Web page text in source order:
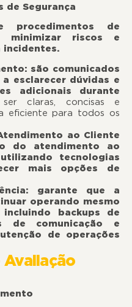
de Segurança
procedimentos de
minimizar riscos e
incidentes.
são comunicados
esclarecer dúvidas e
adicionais durante
claras, concisas e
eficiente para todos os
ao Cliente
do atendimento ao
tecnologias
mais opções de
garante que a
operando mesmo
backups de
de comunicação e
de operações